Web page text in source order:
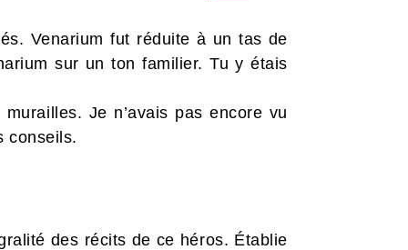
Venarium fut réduite à un tas de
sur un ton familier. Tu y étais
Je n’avais pas encore vu
conseils.
des récits de ce héros. Établie